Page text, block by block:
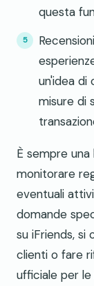
questa
un'idea di
misure di
È sempre
monitorare
eventuali
domande
su iFriends, si
clienti o fare
ufficiale per